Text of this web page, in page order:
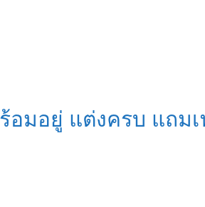
อยู่ แต่งครบ แถมเ